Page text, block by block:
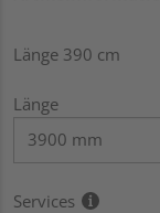
Länge 390 cm
Länge
Services